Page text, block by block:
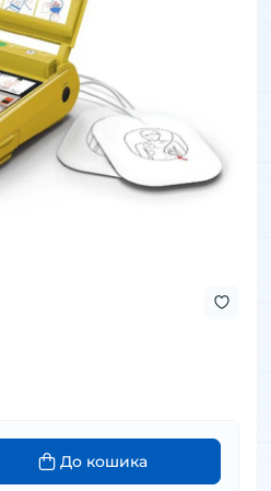
До кошика